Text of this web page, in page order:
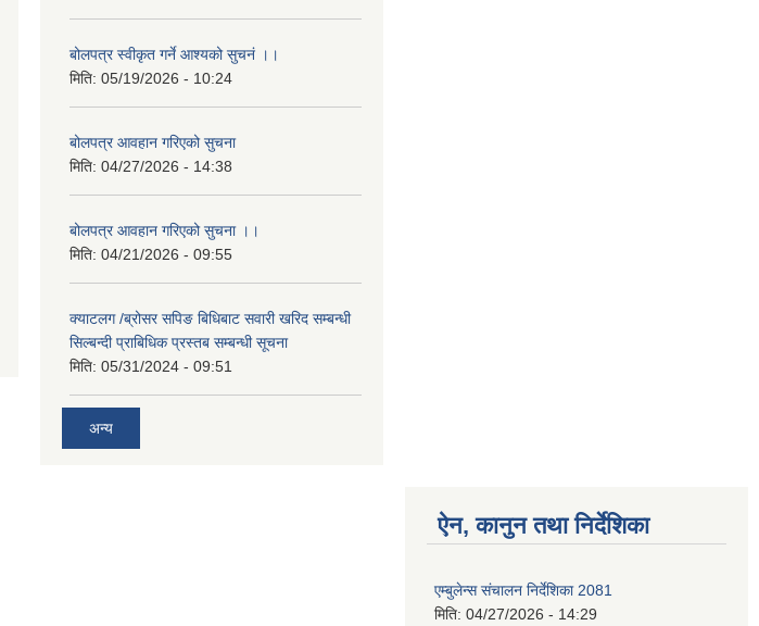
बोलपत्र स्वीकृत गर्ने आश्यको सुचनं ।।
मिति: 05/19/2026 - 10:24
बोलपत्र आवहान गरिएको सुचना
मिति: 04/27/2026 - 14:38
बोलपत्र आवहान गरिएको सुचना ।।
मिति: 04/21/2026 - 09:55
क्याटलग /ब्रोसर सपिङ बिधिबाट सवारी खरिद सम्बन्धी
सिल्बन्दी प्राबिधिक प्रस्तब सम्बन्धी सूचना
मिति: 05/31/2024 - 09:51
अन्य
ऐन, कानुन तथा निर्देशिका
एम्बुलेन्स संचालन निर्देशिका 2081
मिति: 04/27/2026 - 14:29